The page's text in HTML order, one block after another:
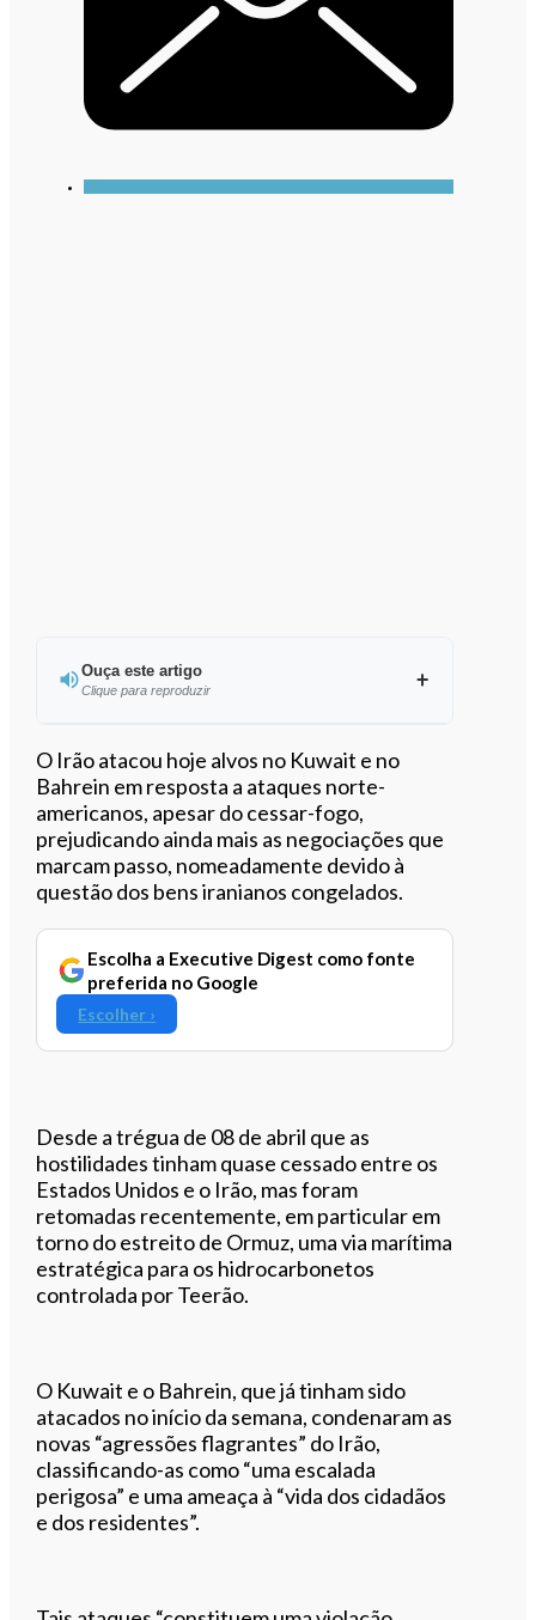
Ouça este artigo
Clique para reproduzir
0:00
O Irão atacou hoje alvos no Kuwait e no
Bahrein em resposta a ataques norte-
americanos, apesar do cessar-fogo,
prejudicando ainda mais as negociações que
marcam passo, nomeadamente devido à
questão dos bens iranianos congelados.
Escolha a Executive Digest como fonte
preferida no Google
Escolher ›
Desde a trégua de 08 de abril que as
hostilidades tinham quase cessado entre os
Estados Unidos e o Irão, mas foram
retomadas recentemente, em particular em
torno do estreito de Ormuz, uma via marítima
estratégica para os hidrocarbonetos
controlada por Teerão.
O Kuwait e o Bahrein, que já tinham sido
atacados no início da semana, condenaram as
novas “agressões flagrantes” do Irão,
classificando-as como “uma escalada
perigosa” e uma ameaça à “vida dos cidadãos
e dos residentes”.